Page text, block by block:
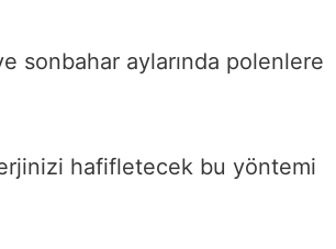
sonbahar aylarında polenlere
hafifletecek bu yöntemi